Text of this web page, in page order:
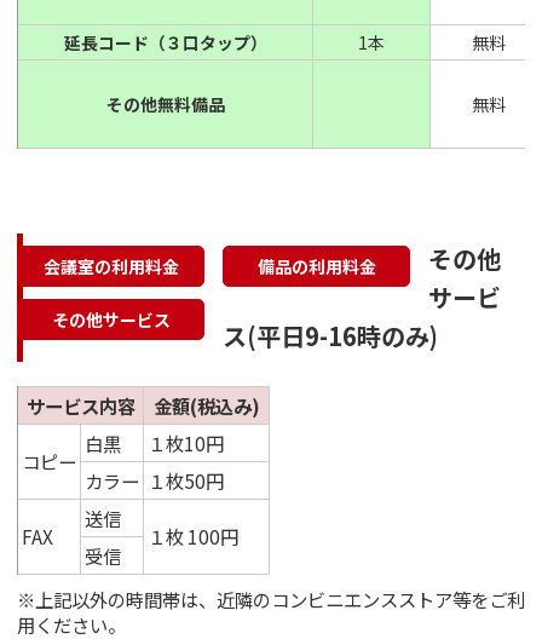
延長コード（３口タップ） 1本 無料
その他無料備品 無料
会議室の利用料金 備品の利用料金
その他サービス
その他
サービ
ス(平日9-16時のみ)
サービス内容 金額(税込み)
コピー
白黒
１枚10円
カラー １枚50円
FAX
送信
１枚 100円
受信
※上記以外の時間帯は、近隣のコンビニエンスストア等をご利
用ください。